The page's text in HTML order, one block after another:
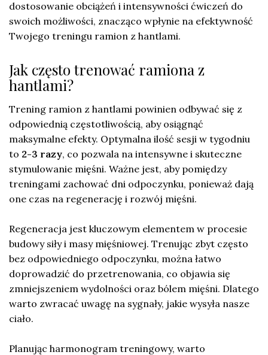
dostosowanie obciążeń i intensywności ćwiczeń do
swoich możliwości, znacząco wpłynie na efektywność
Twojego treningu ramion z hantlami.
Jak często trenować ramiona z
hantlami?
Trening ramion z hantlami powinien odbywać się z
odpowiednią częstotliwością, aby osiągnąć
maksymalne efekty. Optymalna ilość sesji w tygodniu
to 2-3 razy, co pozwala na intensywne i skuteczne
stymulowanie mięśni. Ważne jest, aby pomiędzy
treningami zachować dni odpoczynku, ponieważ dają
one czas na regenerację i rozwój mięśni.
Regeneracja jest kluczowym elementem w procesie
budowy siły i masy mięśniowej. Trenując zbyt często
bez odpowiedniego odpoczynku, można łatwo
doprowadzić do przetrenowania, co objawia się
zmniejszeniem wydolności oraz bólem mięśni. Dlatego
warto zwracać uwagę na sygnały, jakie wysyła nasze
ciało.
Planując harmonogram treningowy, warto